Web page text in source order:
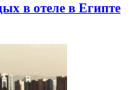
в отеле в Египте